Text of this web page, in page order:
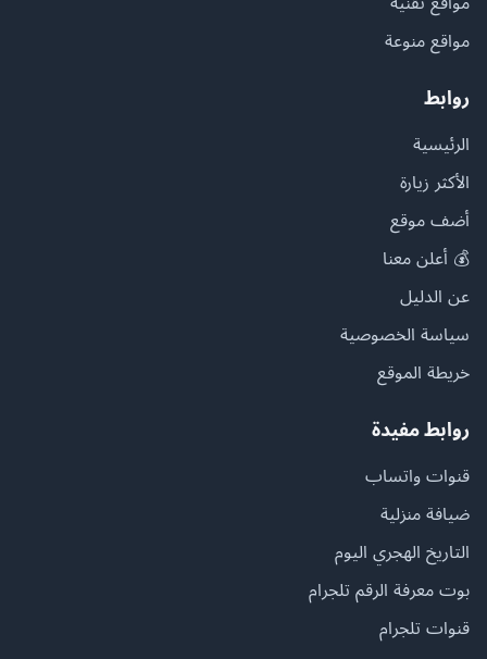
مواقع منوعة
روابط
الرئيسية
الأكثر زيارة
أضف موقع
💰 أعلن معنا
عن الدليل
سياسة الخصوصية
خريطة الموقع
روابط مفيدة
قنوات واتساب
ضيافة منزلية
التاريخ الهجري اليوم
بوت معرفة الرقم تلجرام
قنوات تلجرام